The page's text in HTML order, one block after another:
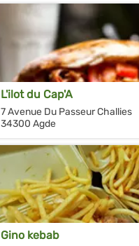
L'ilot du Cap'A
7 Avenue Du Passeur Challies
34300 Agde
Gino kebab